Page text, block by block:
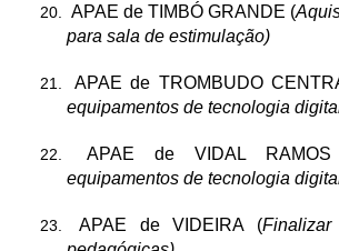
APAE de TIMBÓ GRANDE (
para sala de estimulação)
APAE de TROMBUDO
equipamentos de tecnologia
APAE de VIDAL
equipamentos de tecnologia
APAE de VIDEIRA (